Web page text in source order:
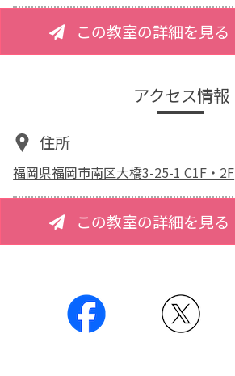
この教室の詳細を見る
アクセス情報
住所
福岡県福岡市南区大橋3-25-1 C1F・2F
この教室の詳細を見る